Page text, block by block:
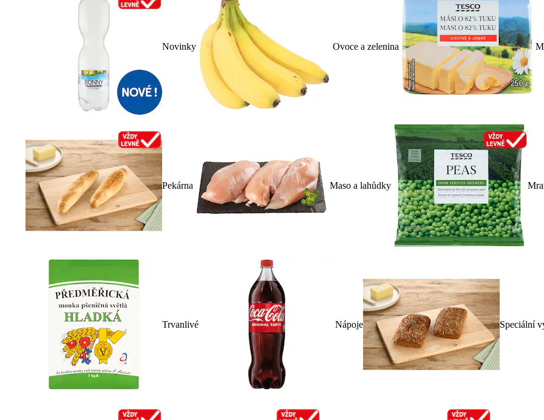
Novinky Ovoce a zelenina
Pekárna Maso a lahůdky
Trvanlivé Nápoje Speciální